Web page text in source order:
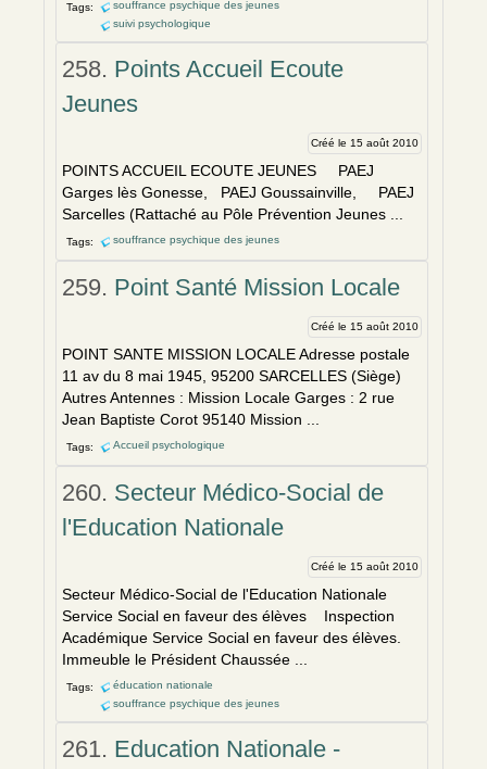
Tags:
souffrance psychique des jeunes
suivi psychologique
258. Points Accueil Ecoute
Jeunes
Créé le 15 août 2010
POINTS ACCUEIL ECOUTE JEUNES PAEJ
Garges lès Gonesse, PAEJ Goussainville, PAEJ
Sarcelles (Rattaché au Pôle Prévention Jeunes ...
Tags: souffrance psychique des jeunes
259. Point Santé Mission Locale
Créé le 15 août 2010
POINT SANTE MISSION LOCALE Adresse postale
11 av du 8 mai 1945, 95200 SARCELLES (Siège)
Autres Antennes : Mission Locale Garges : 2 rue
Jean Baptiste Corot 95140 Mission ...
Tags: Accueil psychologique
260. Secteur Médico-Social de
l'Education Nationale
Créé le 15 août 2010
Secteur Médico-Social de l'Education Nationale
Service Social en faveur des élèves Inspection
Académique Service Social en faveur des élèves.
Immeuble le Président Chaussée ...
Tags:
éducation nationale
souffrance psychique des jeunes
261. Education Nationale -